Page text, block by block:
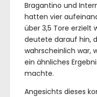
Bragantino und
hatten vier
über 3,5 Tore erzielt
deutete darauf hin,
wahrscheinlich war,
ein ähnliches
machte.
Angesichts dieses